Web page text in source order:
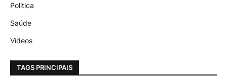
Politica
Saúde
Vídeos
TAGS PRINCIPAIS